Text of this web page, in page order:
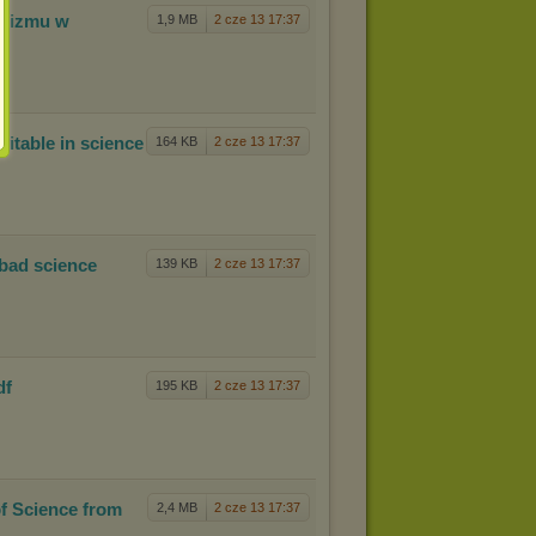
1,9 MB 2 cze 13 17:37
zmu w
164 KB 2 cze 13 17:37
able in science
139 KB 2 cze 13 17:37
science
195 KB 2 cze 13 17:37
2,4 MB 2 cze 13 17:37
Science from